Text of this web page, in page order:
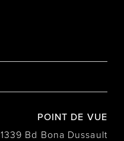
POINT DE VUE
1339 Bd Bona Dussault